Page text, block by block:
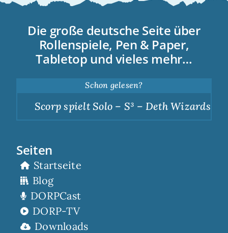
Die große deutsche Seite über
Rollenspiele, Pen & Paper,
Tabletop und vieles mehr…
Schon gelesen?
Scorp spielt Solo – S³ – Deth Wizards –
Seiten
Startseite
Blog
DORPCast
DORP-TV
Downloads